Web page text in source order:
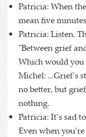
Patricia: When
mean five
Patricia: Listen.
"Between grief
Which would you
Michel: ...Grief's
no better, but
nothing.
Patricia: It's sad
Even when